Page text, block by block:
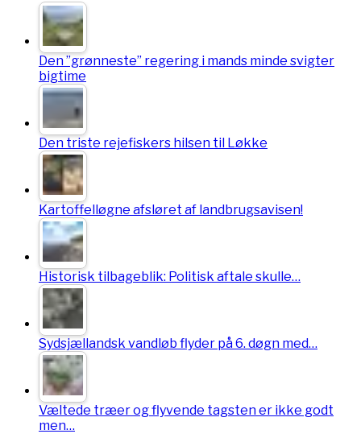
Den ”grønneste” regering i mands minde svigter
bigtime
Den triste rejefiskers hilsen til Løkke
Kartoffelløgne afsløret af landbrugsavisen!
Historisk tilbageblik: Politisk aftale skulle…
Sydsjællandsk vandløb flyder på 6. døgn med…
Væltede træer og flyvende tagsten er ikke godt
men…